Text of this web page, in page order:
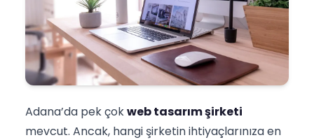
Adana’da pek çokweb tasarım şirketi
mevcut. Ancak, hangi şirketin ihtiyaçlarınıza en